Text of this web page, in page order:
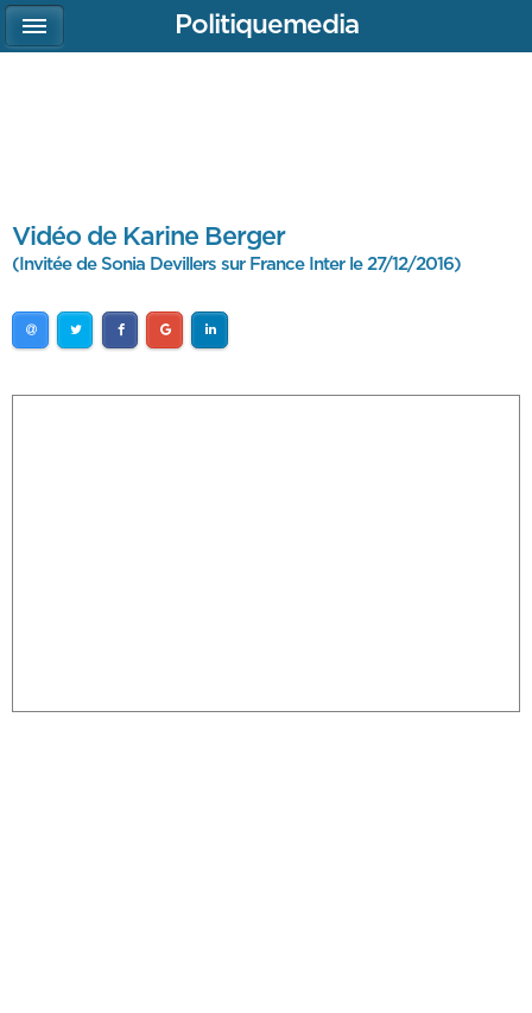
Vidéo de Karine Berger
(Invitée de Sonia Devillers sur France Inter le 27/12/2016)
Politiquemedia